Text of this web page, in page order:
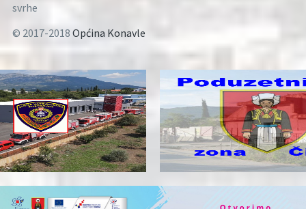
svrhe
© 2017-2018 Općina Konavle